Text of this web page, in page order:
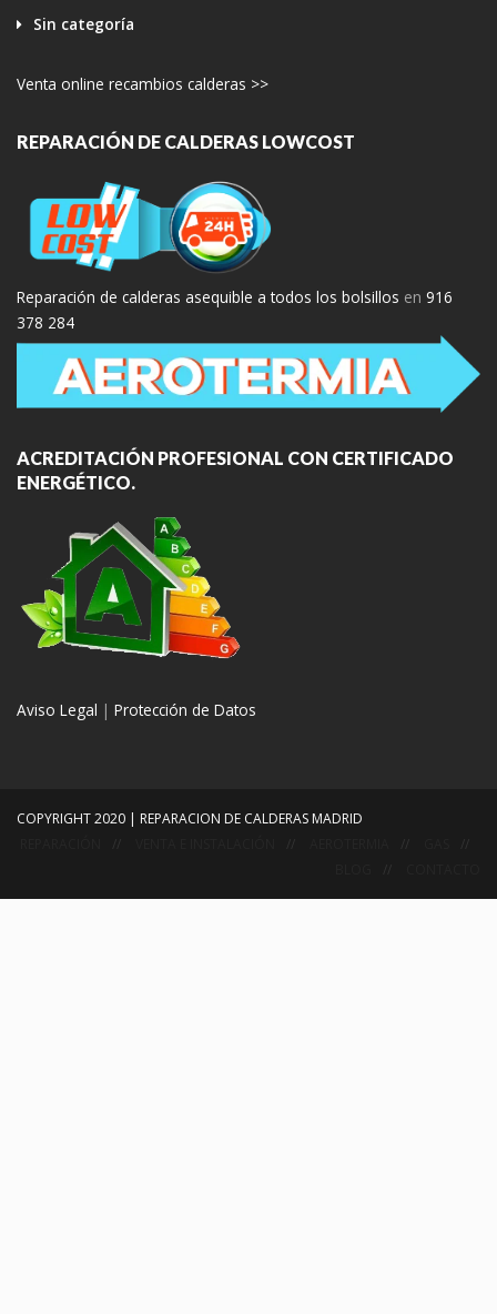
Sin categoría
Venta online recambios calderas >>
REPARACIÓN DE CALDERAS LOWCOST
Reparación de calderas asequible a todos los bolsillos en 916
378 284
ACREDITACIÓN PROFESIONAL CON CERTIFICADO
ENERGÉTICO.
Aviso Legal | Protección de Datos
COPYRIGHT 2020 | REPARACION DE CALDERAS MADRID